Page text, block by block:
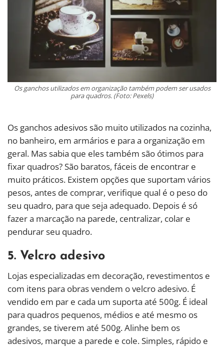
Os ganchos utilizados em organização também podem ser usados
para quadros. (Foto: Pexels)
Os ganchos adesivos são muito utilizados na cozinha,
no banheiro, em armários e para a organização em
geral. Mas sabia que eles também são ótimos para
fixar quadros? São baratos, fáceis de encontrar e
muito práticos. Existem opções que suportam vários
pesos, antes de comprar, verifique qual é o peso do
seu quadro, para que seja adequado. Depois é só
fazer a marcação na parede, centralizar, colar e
pendurar seu quadro.
5. Velcro adesivo
Lojas especializadas em decoração, revestimentos e
com itens para obras vendem o velcro adesivo. É
vendido em par e cada um suporta até 500g. É ideal
para quadros pequenos, médios e até mesmo os
grandes, se tiverem até 500g. Alinhe bem os
adesivos, marque a parede e cole. Simples, rápido e